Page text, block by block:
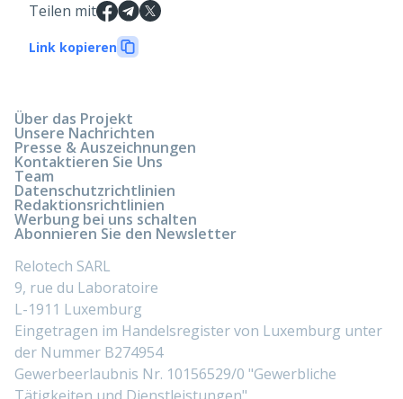
Teilen mit
Link kopieren
Über das Projekt
Unsere Nachrichten
Presse & Auszeichnungen
Kontaktieren Sie Uns
Team
Datenschutzrichtlinien
Redaktionsrichtlinien
Werbung bei uns schalten
Abonnieren Sie den Newsletter
Relotech SARL
9, rue du Laboratoire
L-1911 Luxemburg
Eingetragen im Handelsregister von Luxemburg unter
der Nummer B274954
Gewerbeerlaubnis Nr. 10156529/0 "Gewerbliche